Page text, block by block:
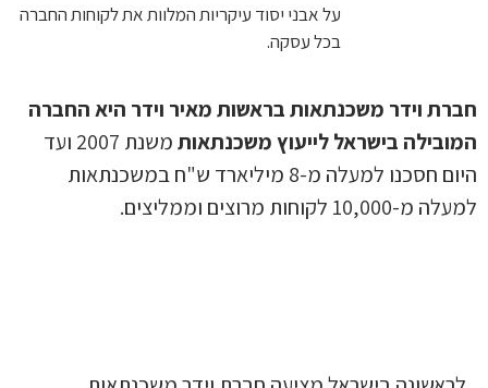
על אבני יסוד עיקריות המלוות את לקוחות החברה
בכל עסקה.
וידר משכנתאות בראשות מאיר וידר היא החברה
בישראל לייעוץ משכנתאות
משנת 2007 ועד
היום חסכנו למעלה מ-8 מיליארד ש"ח במשכנתאות
לקוחות מרוצים וממליצים.